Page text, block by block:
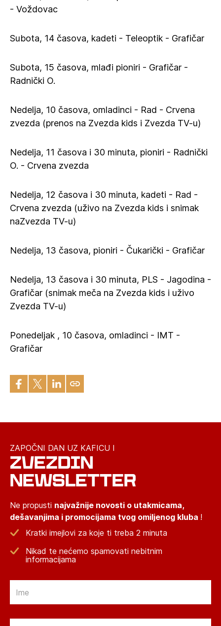
- Voždovac
Subota, 14 časova, kadeti - Teleoptik - Grafičar
Subota, 15 časova, mlađi pioniri - Grafičar -
Radnički O.
Nedelja, 10 časova, omladinci - Rad - Crvena
zvezda (prenos na Zvezda kids i Zvezda TV-u)
Nedelja, 11 časova i 30 minuta, pioniri - Radnički
O. - Crvena zvezda
Nedelja, 12 časova i 30 minuta, kadeti - Rad -
Crvena zvezda (uživo na Zvezda kids i snimak
naZvezda TV-u)
Nedelja, 13 časova, pioniri - Čukarički - Grafičar
Nedelja, 13 časova i 30 minuta, PLS - Jagodina -
Grafičar (snimak meča na Zvezda kids i uživo
Zvezda TV-u)
Ponedeljak , 10 časova, omladinci - IMT -
Grafičar
ZAPOČNI DAN UZ KAFICU I
ZVEZDIN
NEWSLETTER
Ne propusti najvažnije novosti o utakmicama,
dešavanjima i promocijama tvog omiljenog kluba !
Kratki imejlovi za koje ti treba 2 minuta
Nikad te nećemo spamovati nebitnim
informacijama